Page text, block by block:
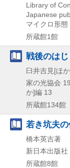
Library of
Japanese
マイクロ形
所蔵館1館
戦後のはじ
臼井吉見[ほ
家の光協会
か]編 13
所蔵館134館
若き坑夫
橋本英吉著
新日本出版社
所蔵館8館